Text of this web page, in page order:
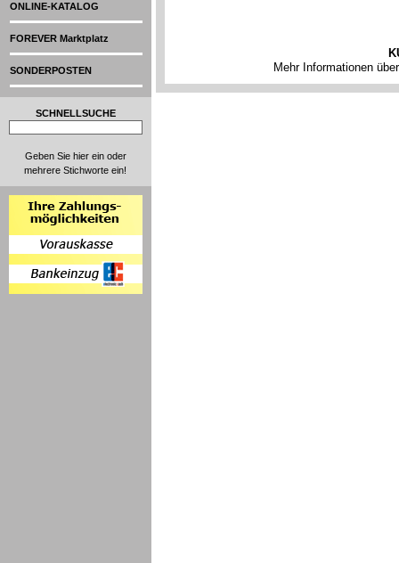
SCHNELLSUCHE
Geben Sie hier ein oder
mehrere Stichworte ein!
Mehr Informationen
ONLINE-KATALOG
FOREVER Marktplatz
SONDERPOSTEN